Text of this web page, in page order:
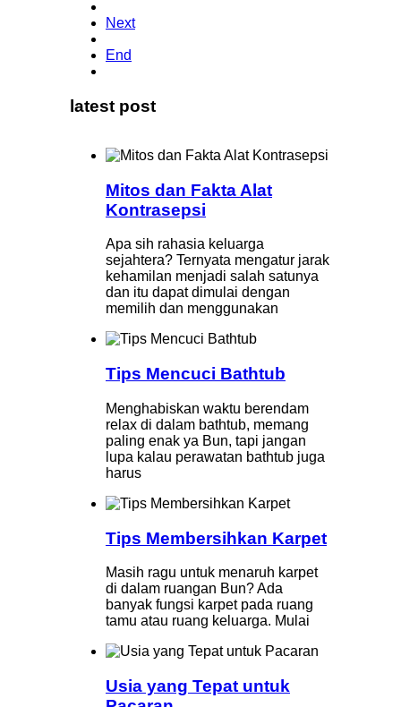
Next
End
latest post
Mitos dan Fakta Alat
Kontrasepsi
Apa sih rahasia keluarga
sejahtera? Ternyata mengatur jarak
kehamilan menjadi salah satunya
dan itu dapat dimulai dengan
memilih dan menggunakan
Tips Mencuci Bathtub
Menghabiskan waktu berendam
relax di dalam bathtub, memang
paling enak ya Bun, tapi jangan
lupa kalau perawatan bathtub juga
harus
Tips Membersihkan Karpet
Masih ragu untuk menaruh karpet
di dalam ruangan Bun? Ada
banyak fungsi karpet pada ruang
tamu atau ruang keluarga. Mulai
Usia yang Tepat untuk